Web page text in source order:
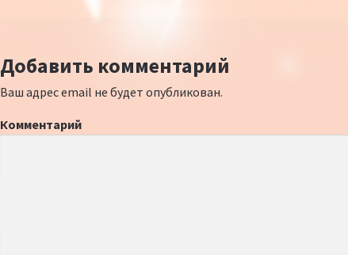
Добавить комментарий
Ваш адрес email не будет опубликован.
Комментарий